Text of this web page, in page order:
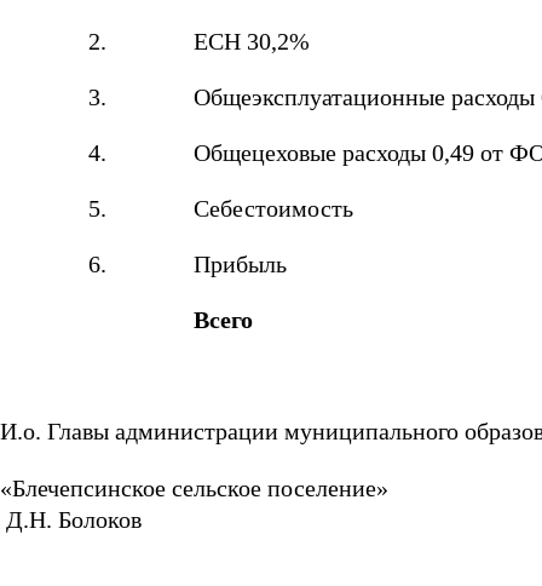
2. ЕСН 30,2%
3. Общеэксплуатационные
4. Общецеховые расходы 0,49 от
5. Себестоимость
6. Прибыль
Всего
И.о. Главы администрации муниципального
«Блечепсинское
Д.Н. Болоков